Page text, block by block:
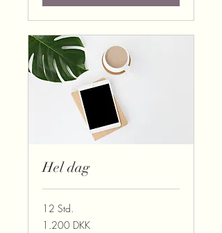
Hel dag
12 Std.
1.200
Dänische
1.200 DKK